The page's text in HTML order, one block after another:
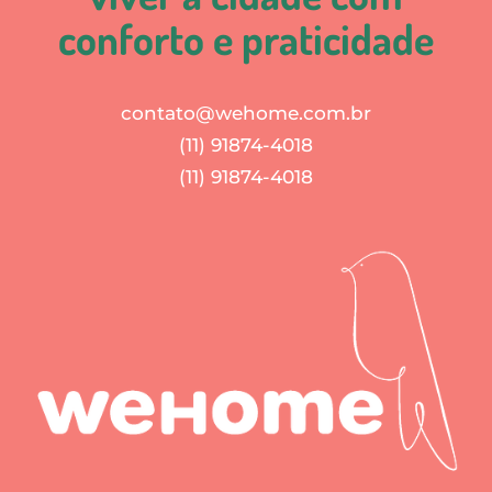
conforto e praticidade
contato@wehome.com.br
(11) 91874-4018
(11) 91874-4018